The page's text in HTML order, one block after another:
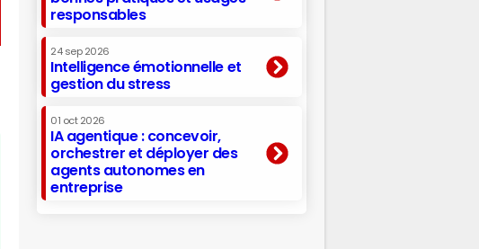
responsables
24 sep 2026
Intelligence émotionnelle et
gestion du stress
01 oct 2026
IA agentique : concevoir,
orchestrer et déployer des
agents autonomes en
entreprise